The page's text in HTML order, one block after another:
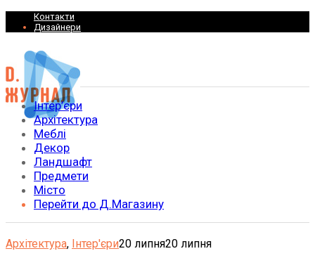
Контакти
Дизайнери
Інтер’єри
Архітектура
Меблі
Декор
Ландшафт
Предмети
Місто
Перейти до Д.Магазину
Архітектура, Інтер'єри20 липня20 липня